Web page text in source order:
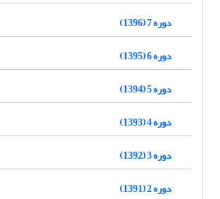
دوره 7 (1396)
دوره 6 (1395)
دوره 5 (1394)
دوره 4 (1393)
دوره 3 (1392)
دوره 2 (1391)